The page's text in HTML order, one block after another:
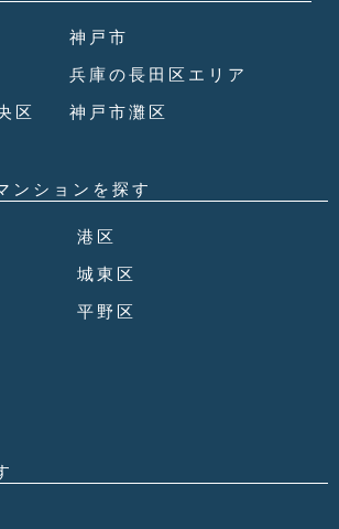
神戸市
兵庫の長田区エリア
区
神戸市灘区
ンションを探す
港区
城東区
平野区